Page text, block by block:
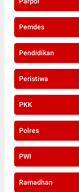
Pemdes
Pendidikan
Peristiwa
PKK
Polres
PWI
Ramadhan